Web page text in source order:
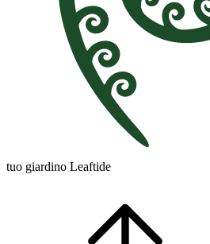
tuo giardino Leaftide